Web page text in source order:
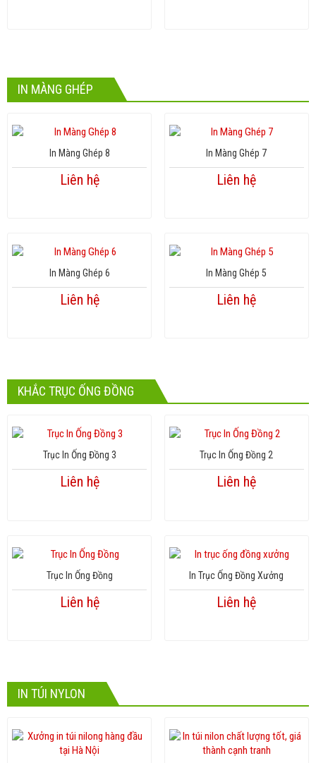
IN MÀNG GHÉP
In Màng Ghép 8
Liên hệ
In Màng Ghép 7
Liên hệ
In Màng Ghép 6
Liên hệ
In Màng Ghép 5
Liên hệ
KHẮC TRỤC ỐNG ĐỒNG
Trục In Ống Đồng 3
Liên hệ
Trục In Ống Đồng 2
Liên hệ
Trục In Ống Đồng
Liên hệ
In Trục Ống Đồng Xưởng
Liên hệ
IN TÚI NYLON